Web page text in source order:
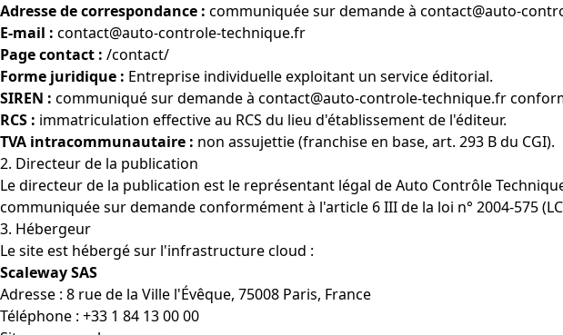
Adresse de correspondance : communiquée sur demande à contact@auto-
E-mail : contact@auto-controle-technique.fr
Page contact : /contact/
Forme juridique : Entreprise individuelle exploitant un service éditorial.
SIREN : communiqué sur demande à contact@auto-controle-technique.fr
RCS : immatriculation effective au RCS du lieu d'établissement de l'éditeur.
TVA intracommunautaire : non assujettie (franchise en base, art. 293 B du CGI).
2. Directeur de la publication
Le directeur de la publication est le représentant légal de Auto Contrôle
communiquée sur demande conformément à l'article 6 III de la loi n° 2004-575
3. Hébergeur
Le site est hébergé sur l'infrastructure cloud :
Scaleway SAS
Adresse : 8 rue de la Ville l'Évêque, 75008 Paris, France
Téléphone : +33 1 84 13 00 00